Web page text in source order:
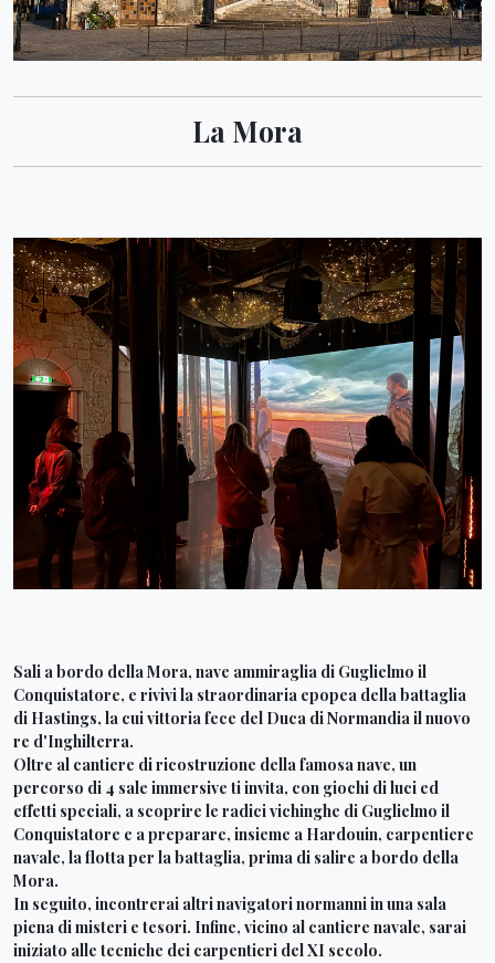
La Mora
Sali a bordo della Mora, nave ammiraglia di Guglielmo il
Conquistatore, e rivivi la straordinaria epopea della battaglia
di Hastings, la cui vittoria fece del Duca di Normandia il nuovo
re d'Inghilterra.
Oltre al cantiere di ricostruzione della famosa nave, un
percorso di 4 sale immersive ti invita, con giochi di luci ed
effetti speciali, a scoprire le radici vichinghe di Guglielmo il
Conquistatore e a preparare, insieme a Hardouin, carpentiere
navale, la flotta per la battaglia, prima di salire a bordo della
Mora.
In seguito, incontrerai altri navigatori normanni in una sala
piena di misteri e tesori. Infine, vicino al cantiere navale, sarai
iniziato alle tecniche dei carpentieri del XI secolo.